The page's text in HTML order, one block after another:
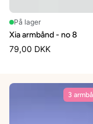
På lager
Xia armbånd - no 8
79,00 DKK
3